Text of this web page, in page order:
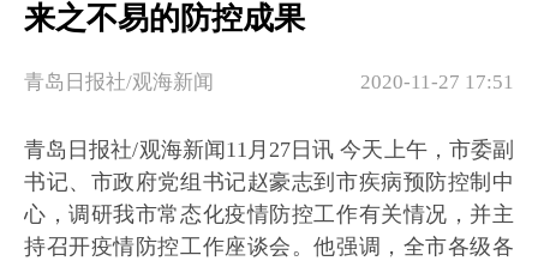
来之不易的防控成果
2020-11-27 17:51
青岛日报社/观海新闻
青岛日报社/观海新闻11月27日讯 今天上午，市委副
书记、市政府党组书记赵豪志到市疾病预防控制中
心，调研我市常态化疫情防控工作有关情况，并主
持召开疫情防控工作座谈会。他强调，全市各级各